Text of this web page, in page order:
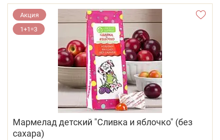
Акция
1+1=3
Мармелад детский "Сливка и яблочко" (без
сахара)